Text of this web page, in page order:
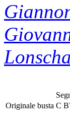
Originale busta C